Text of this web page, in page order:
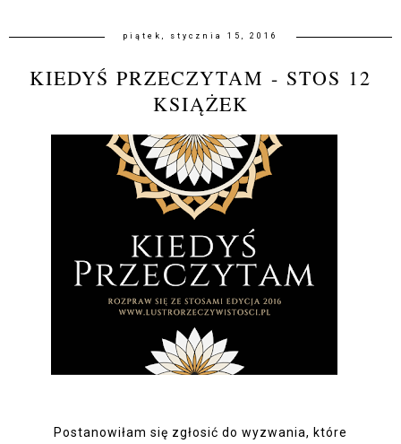
piątek, stycznia 15, 2016
KIEDYŚ PRZECZYTAM - STOS 12
KSIĄŻEK
Postanowiłam się zgłosić do wyzwania, które